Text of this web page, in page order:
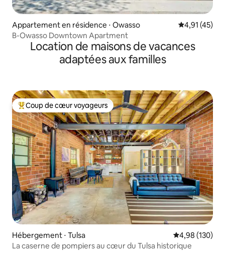
Appartement en résidence ⋅ Owasso Évaluation
4,91 (45)
B-Owasso Downtown Apartment
Location de maisons de vacances
adaptées aux familles
Coups de cœur voyageurs les plus appréciés
Coup de cœur voyageurs
Hébergement ⋅ Tulsa Évaluation
4,98 (130)
La caserne de pompiers au cœur du Tulsa historique